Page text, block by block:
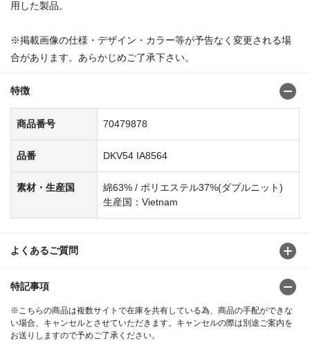
用した製品。
※掲載画像の仕様・デザイン・カラー等が予告なく変更される場
合があります。あらかじめご了承下さい。
特徴
商品番号 70479878
品番 DKV54 IA8564
素材・生産国
綿63% / ポリエステル37%(ダブルニット)
生産国：Vietnam
よくあるご質問
特記事項
※こちらの商品は複数サイトで在庫を共有している為、商品の手配ができな
い場合、キャンセルとさせていただきます。キャンセルの際は別途ご案内を
お送りしますので予めご了承ください。